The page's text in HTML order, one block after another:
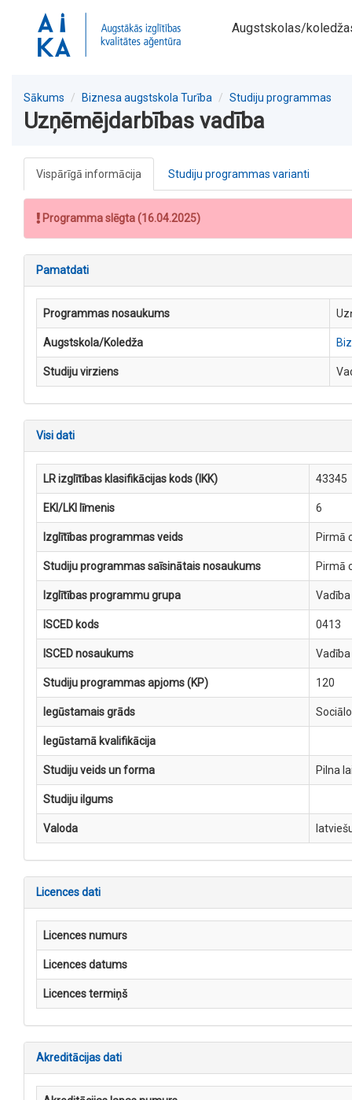
Augstskolas/
Sākums Biznesa augstskola Turība Studiju programmas
Uzņēmējdarbības vadība
Vispārīgā informācija Studiju programmas varianti
Programma slēgta (16.04.2025)
Pamatdati
Programmas nosaukums
Augstskola/Koledža
Studiju virziens
Visi dati
LR izglītības klasifikācijas kods (IKK) 43345
EKI/LKI līmenis 6
Izglītības programmas veids Pirmā
Studiju programmas saīsinātais nosaukums Pirmā
Izglītības programmu grupa
ISCED kods 0413
ISCED nosaukums
Studiju programmas apjoms (KP) 120
Iegūstamais grāds
Iegūstamā kvalifikācija
Studiju veids un forma Pilna
Studiju ilgums
Valoda
Licences dati
Licences numurs
Licences datums
Licences termiņš
Akreditācijas dati